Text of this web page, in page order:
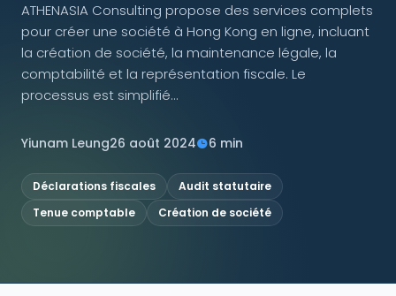
Actualités
NOUS SUIVRE
Contactez-nous
ATHENASIA Consulting propose des services complets
pour créer une société à Hong Kong en ligne, incluant
la création de société, la maintenance légale, la
comptabilité et la représentation fiscale. Le
processus est simplifié...
Yiunam Leung26 août 2024 6 min
Déclarations fiscales
Audit statutaire
Tenue comptable
Création de société